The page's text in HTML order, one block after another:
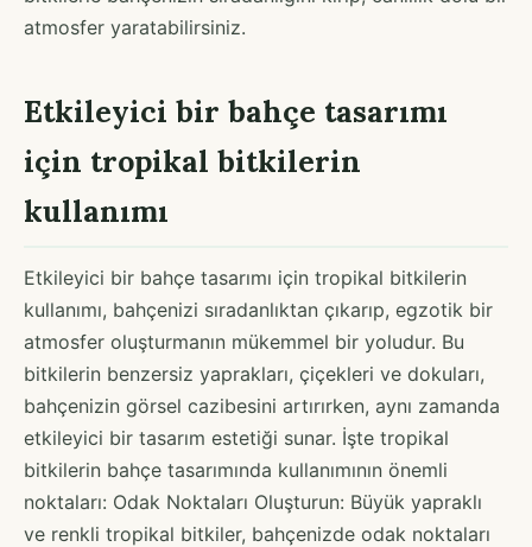
atmosfer yaratabilirsiniz.
Etkileyici bir bahçe tasarımı
için tropikal bitkilerin
kullanımı
Etkileyici bir bahçe tasarımı için tropikal bitkilerin
kullanımı, bahçenizi sıradanlıktan çıkarıp, egzotik bir
atmosfer oluşturmanın mükemmel bir yoludur. Bu
bitkilerin benzersiz yaprakları, çiçekleri ve dokuları,
bahçenizin görsel cazibesini artırırken, aynı zamanda
etkileyici bir tasarım estetiği sunar. İşte tropikal
bitkilerin bahçe tasarımında kullanımının önemli
noktaları: Odak Noktaları Oluşturun: Büyük yapraklı
ve renkli tropikal bitkiler, bahçenizde odak noktaları